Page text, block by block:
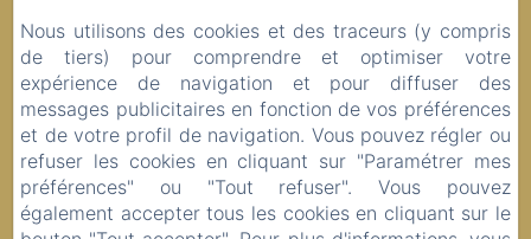
Les environs
Idées de visite
Contact
Politique de confidentialité
Informations légales
Informations sur les cookies
Nous utilisons des cookies et des traceurs (y compris
de tiers) pour comprendre et optimiser votre
expérience de navigation et pour diffuser des
messages publicitaires en fonction de vos préférences
et de votre profil de navigation. Vous pouvez régler ou
refuser les cookies en cliquant sur "Paramétrer mes
préférences" ou "Tout refuser". Vous pouvez
également accepter tous les cookies en cliquant sur le